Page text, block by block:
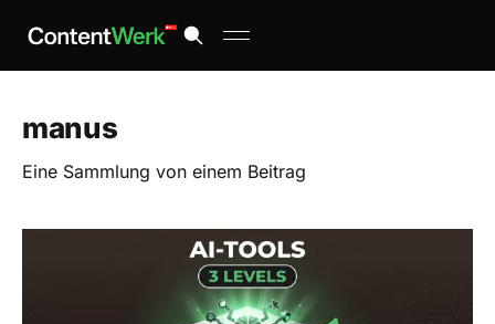
manus
Eine Sammlung von einem Beitrag